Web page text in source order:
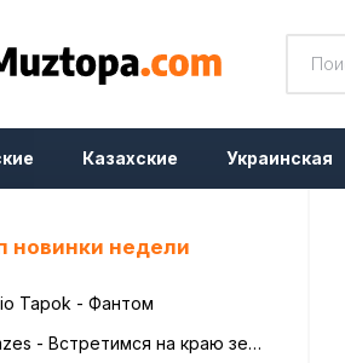
Казахские Украинская
новинки недели
Tapok - Фантом
Ramzes - Встретимся на краю земли